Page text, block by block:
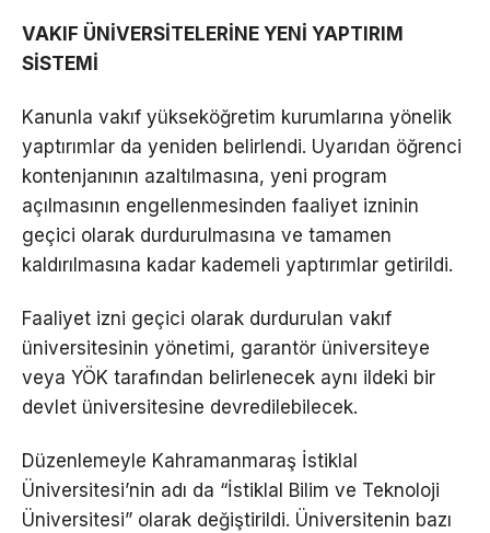
VAKIF ÜNİVERSİTELERİNE YENİ YAPTIRIM
SİSTEMİ
Kanunla vakıf yükseköğretim kurumlarına yönelik
yaptırımlar da yeniden belirlendi. Uyarıdan öğrenci
kontenjanının azaltılmasına, yeni program
açılmasının engellenmesinden faaliyet izninin
geçici olarak durdurulmasına ve tamamen
kaldırılmasına kadar kademeli yaptırımlar getirildi.
Faaliyet izni geçici olarak durdurulan vakıf
üniversitesinin yönetimi, garantör üniversiteye
veya YÖK tarafından belirlenecek aynı ildeki bir
devlet üniversitesine devredilebilecek.
Düzenlemeyle Kahramanmaraş İstiklal
Üniversitesi’nin adı da “İstiklal Bilim ve Teknoloji
Üniversitesi” olarak değiştirildi. Üniversitenin bazı